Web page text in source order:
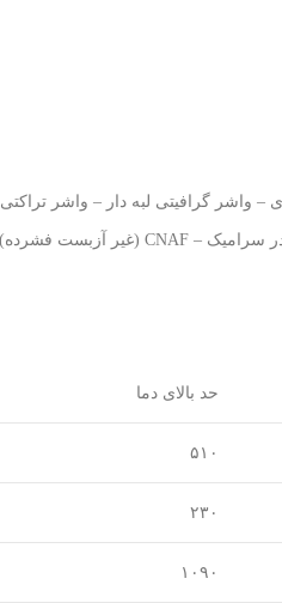
گرافیتی لبه دار – واشر تراکتی
حد بالای دما
۵۱۰
۲۳۰
۱۰۹۰